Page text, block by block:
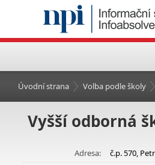
Úvodní strana Volba podle školy
Vyšší odborná
Adresa:
č.p. 570,